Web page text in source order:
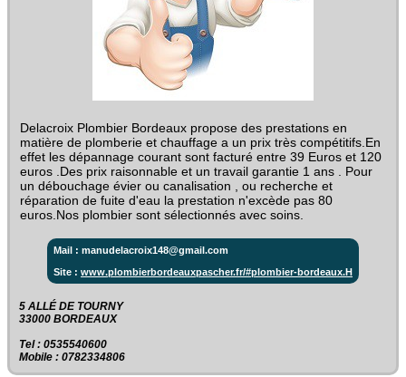
Delacroix Plombier Bordeaux propose des prestations en
matière de plomberie et chauffage a un prix très compétitifs.En
effet les dépannage courant sont facturé entre 39 Euros et 120
euros .Des prix raisonnable et un travail garantie 1 ans . Pour
un débouchage évier ou canalisation , ou recherche et
réparation de fuite d'eau la prestation n'excède pas 80
euros.Nos plombier sont sélectionnés avec soins.
Mail : manudelacroix148@gmail.com
Site : www.plombierbordeauxpascher.fr/#plombier-bordeaux.H
5 ALLÉ DE TOURNY ‎
33000 BORDEAUX
Tel : 0535540600
Mobile : 0782334806